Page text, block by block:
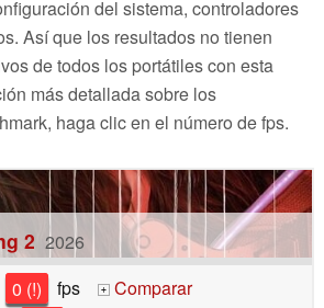
del sistema, controladores
Así que los resultados no tienen
de todos los portátiles con esta
más detallada sobre los
haga clic en el número de fps.
2 2026
0 (!) fps +
Comparar